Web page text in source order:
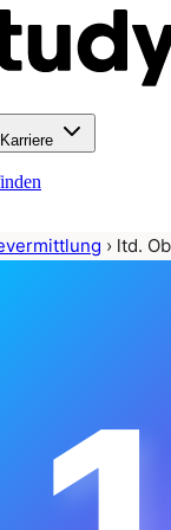
› ltd.